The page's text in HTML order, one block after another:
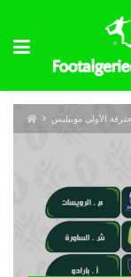
الأولى موبيليس